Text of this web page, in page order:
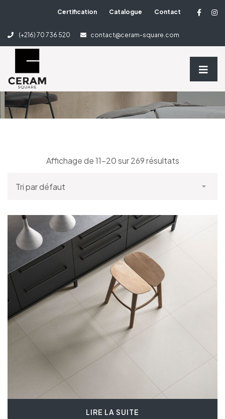
Certification Catalogue Contact
(+216) 70 736 520 contact@ceram-square.com
3 Column Shop
Affichage de 11–20 sur 269 résultats
LIRE LA SUITE